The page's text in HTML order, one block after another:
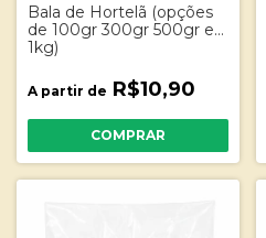
Bala de Hortelã (opções
de 100gr 300gr 500gr e
1kg)
A partir de R$10,90
COMPRAR